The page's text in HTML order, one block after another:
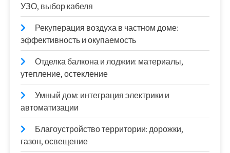
УЗО, выбор кабеля
Рекуперация воздуха в частном доме:
эффективность и окупаемость
Отделка балкона и лоджии: материалы,
утепление, остекление
Умный дом: интеграция электрики и
автоматизации
Благоустройство территории: дорожки,
газон, освещение